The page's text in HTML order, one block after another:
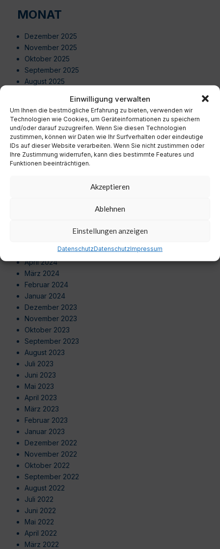
Einwilligung verwalten
Um Ihnen die bestmögliche Erfahrung zu bieten, verwenden wir
Technologien wie Cookies, um Geräteinformationen zu speichern
und/oder darauf zuzugreifen. Wenn Sie diesen Technologien
zustimmen, können wir Daten wie Ihr Surfverhalten oder eindeutige
IDs auf dieser Website verarbeiten. Wenn Sie nicht zustimmen oder
Ihre Zustimmung widerrufen, kann dies bestimmte Features und
Funktionen beeinträchtigen.
Akzeptieren
Ablehnen
Einstellungen anzeigen
DatenschutzDatenschutzImpressum
MONAT
Dezember 2025
November 2025
Oktober 2025
September 2025
August 2025
Mai 2025
April 2025
März 2025
Februar 2025
Januar 2025
April 2024
März 2024
Februar 2024
Januar 2024
Dezember 2023
November 2023
Oktober 2023
September 2023
August 2023
Juli 2023
Juni 2023
Mai 2023
April 2023
März 2023
Februar 2023
Januar 2023
Dezember 2022
November 2022
Oktober 2022
September 2022
August 2022
Juli 2022
Juni 2022
Mai 2022
April 2022
März 2022